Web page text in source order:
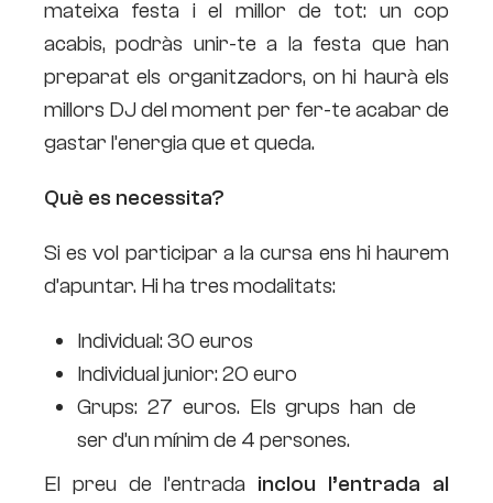
mateixa festa i el millor de tot: un cop
acabis, podràs unir-te a la festa que han
preparat els organitzadors, on hi haurà els
millors DJ del moment per fer-te acabar de
gastar l’energia que et queda.
Què es necessita?
Si es vol participar a la cursa ens hi haurem
d’apuntar. Hi ha tres modalitats:
Individual: 30 euros
Individual junior: 20 euro
Grups: 27 euros. Els grups han de
ser d’un mínim de 4 persones.
El preu de l’entrada inclou l’entrada al